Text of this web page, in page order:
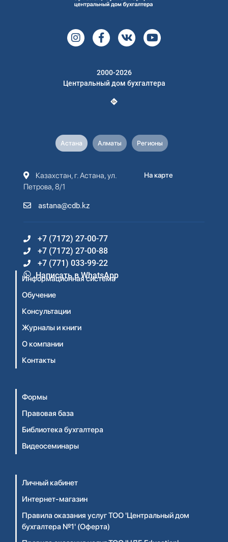
2000-2026
Центральный дом бухгалтера
Астана Алматы Регионы
Казахстан, г. Астана, ул.
Петрова, 8/1
astana@cdb.kz
На карте
+7 (7172) 27-00-77
+7 (7172) 27-00-88
+7 (771) 033-99-22
Написать в WhatsApp
Информационная система
Обучение
Консультации
Журналы и книги
О компании
Контакты
Формы
Правовая база
Библиотека бухгалтера
Видеосеминары
Личный кабинет
Интернет-магазин
Правила оказания услуг ТОО 'Центральный дом
бухгалтера №1' (Оферта)